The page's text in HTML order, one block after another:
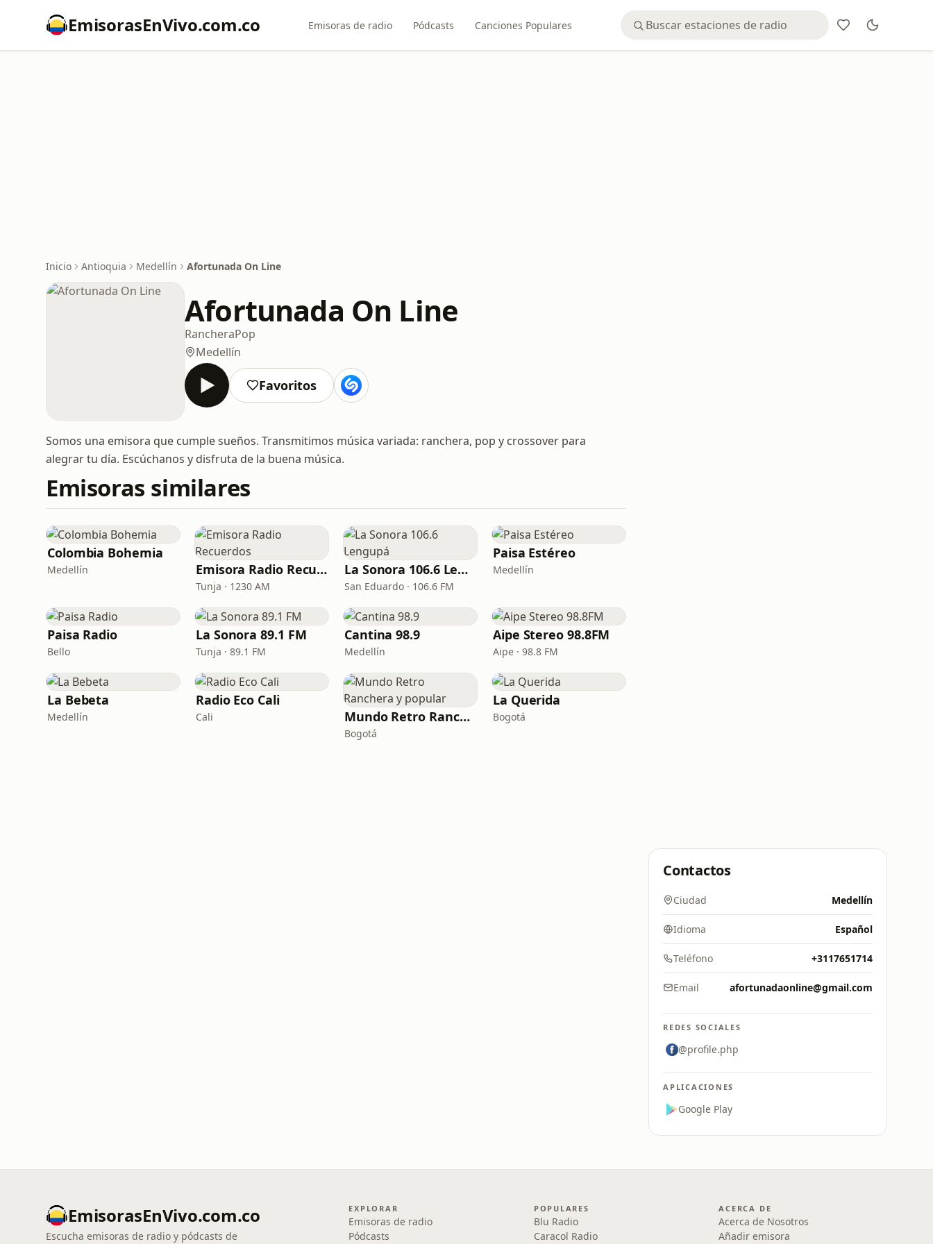
EmisorasEnVivo.com.co Emisoras de radio Pódcasts Canciones Populares
Inicio Antioquia Medellín Afortunada On Line
Afortunada On Line
RancheraPop
Medellín
Favoritos
Somos una emisora que cumple sueños. Transmitimos música variada: ranchera, pop y crossover para
alegrar tu día. Escúchanos y disfruta de la buena música.
Emisoras similares
Colombia Bohemia
Medellín Emisora Radio Recuerdos
Tunja · 1230 AM
La Sonora 106.6 Lengupá
San Eduardo · 106.6 FM
Paisa Estéreo
Medellín
Paisa Radio
Bello
La Sonora 89.1 FM
Tunja · 89.1 FM
Cantina 98.9
Medellín
Aipe Stereo 98.8FM
Aipe · 98.8 FM
La Bebeta
Medellín
Radio Eco Cali
Cali Mundo Retro Ranchera y popular
Bogotá
La Querida
Bogotá
Contactos
Ciudad Medellín
Idioma Español
Teléfono +3117651714
Email afortunadaonline@gmail.com
REDES SOCIALES
@profile.php
APLICACIONES
Google Play
EmisorasEnVivo.com.co
Escucha emisoras de radio y pódcasts de
EXPLORAR
Emisoras de radio
Pódcasts
POPULARES
Blu Radio
Caracol Radio
ACERCA DE
Acerca de Nosotros
Añadir emisora